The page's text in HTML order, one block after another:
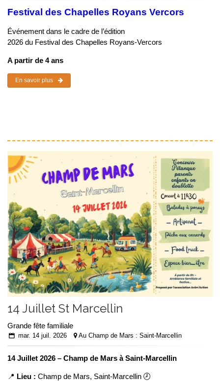
Festival des Chapelles Royans Vercors
Événement dans le cadre de l’édition
2026 du Festival des Chapelles Royans-Vercors
A partir de 4 ans
En savoir plus
14 Juillet St Marcellin
Grande fête familiale
mar. 14 juil. 2026 Au Champ de Mars : Saint-Marcellin
14 Juillet 2026 – Champ de Mars à Saint-Marcellin
📍 Lieu : Champ de Mars, Saint-Marcellin 🕗